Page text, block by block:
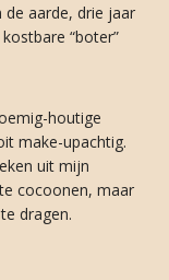
aarde, drie jaar
“boter”
houtige
make-upachtig.
uit mijn
cocoonen, maar
dragen.